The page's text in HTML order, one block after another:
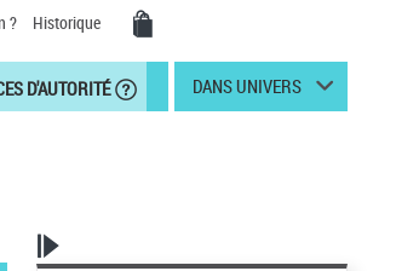
? Historique
D'AUTORITÉ DANS UNIVERS